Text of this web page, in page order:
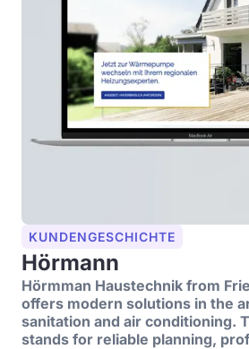
KUNDENGESCHICHTE
Hörmann
Hörmman Haustechnik from
offers modern solutions in the
sanitation and air conditioning.
stands for reliable planning,